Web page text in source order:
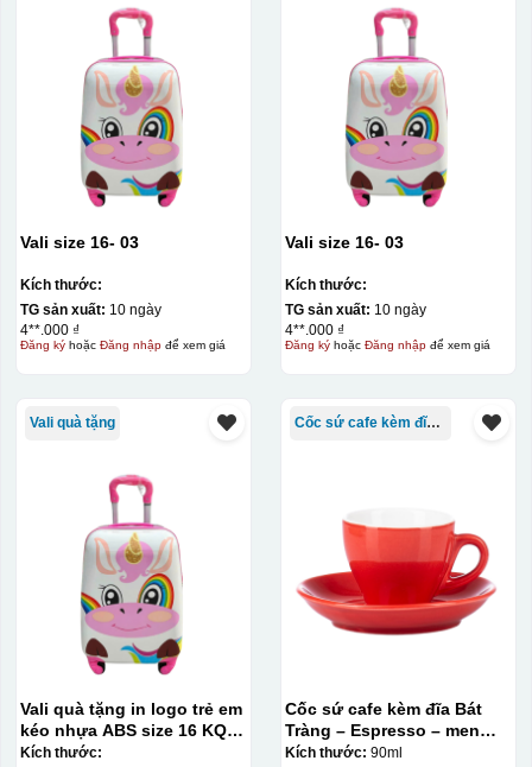
Vali size 16- 03
Kích thước:
TG sản xuất: 10 ngày
4**.000 ₫
Đăng kýhoặc Đăng nhậpđể xem giá
Vali size 16- 03
Kích thước:
TG sản xuất: 10 ngày
4**.000 ₫
Đăng kýhoặc Đăng nhậpđể xem giá
Vali quà tặng
Vali quà tặng in logo trẻ em
kéo nhựa ABS size 16 KQ-
VL13
Kích thước:
Cốc sứ cafe kèm đĩa Bát Tràng
Cốc sứ cafe kèm đĩa Bát
Tràng – Espresso – men
màu – 90ml
Kích thước: 90ml